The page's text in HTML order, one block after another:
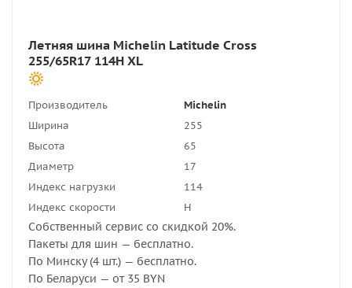
Летняя шина Michelin Latitude Cross
255/65R17 114H XL
Производитель
Michelin
Ширина
255
Высота
65
Диаметр
17
Индекс нагрузки
114
Индекс скорости
H
Собственный сервис со скидкой 20%.
Пакеты для шин — бесплатно.
По Минску (4 шт.) — бесплатно.
По Беларуси — от 35 BYN